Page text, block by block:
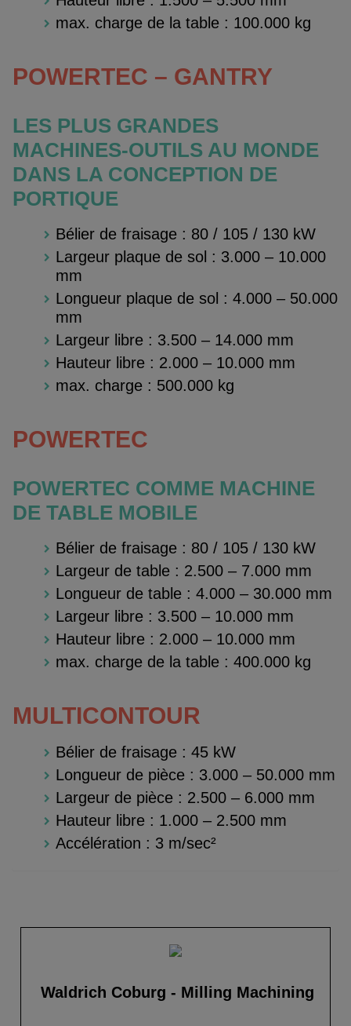
max. charge de la table : 100.000 kg
POWERTEC – GANTRY
LES PLUS GRANDES
MACHINES-OUTILS AU MONDE
DANS LA CONCEPTION DE
PORTIQUE
Bélier de fraisage : 80 / 105 / 130 kW
Largeur plaque de sol : 3.000 – 10.000
mm
Longueur plaque de sol : 4.000 – 50.000
mm
Largeur libre : 3.500 – 14.000 mm
Hauteur libre : 2.000 – 10.000 mm
max. charge : 500.000 kg
POWERTEC
POWERTEC COMME MACHINE
DE TABLE MOBILE
Bélier de fraisage : 80 / 105 / 130 kW
Largeur de table : 2.500 – 7.000 mm
Longueur de table : 4.000 – 30.000 mm
Largeur libre : 3.500 – 10.000 mm
Hauteur libre : 2.000 – 10.000 mm
max. charge de la table : 400.000 kg
MULTICONTOUR
Bélier de fraisage : 45 kW
Longueur de pièce : 3.000 – 50.000 mm
Largeur de pièce : 2.500 – 6.000 mm
Hauteur libre : 1.000 – 2.500 mm
Accélération : 3 m/sec²
Waldrich Coburg - Milling Machining